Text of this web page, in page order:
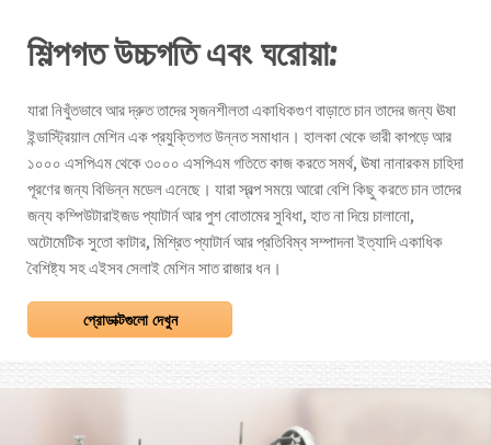
শিল্পগত উচ্চগতি এবং ঘরোয়া:
যারা নিখুঁতভাবে আর দ্রুত তাদের সৃজনশীলতা একাধিকগুণ বাড়াতে চান তাদের জন্য ঊষা
ইন্ডাস্ট্রিয়াল মেশিন এক প্রযুক্তিগত উন্নত সমাধান। হালকা থেকে ভারী কাপড়ে আর
১০০০ এসপিএম থেকে ৩০০০ এসপিএম গতিতে কাজ করতে সমর্থ, ঊষা নানারকম চাহিদা
পূরণের জন্য বিভিন্ন মডেল এনেছে। যারা স্বল্প সময়ে আরো বেশি কিছু করতে চান তাদের
জন্য কম্পিউটারাইজড প্যাটার্ন আর পুশ বোতামের সুবিধা, হাত না দিয়ে চালানো,
অটোমেটিক সুতো কাটার, মিশ্রিত প্যাটার্ন আর প্রতিবিম্ব সম্পাদনা ইত্যাদি একাধিক
বৈশিষ্ট্য সহ এইসব সেলাই মেশিন সাত রাজার ধন।
প্রোডাক্টগুলো দেখুন